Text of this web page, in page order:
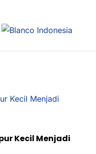
Kecil Menjadi